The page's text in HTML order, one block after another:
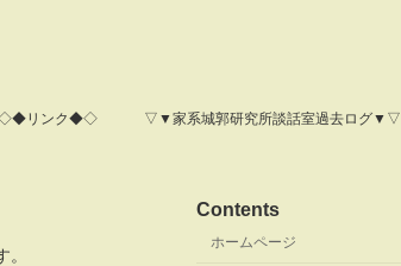
リンク◆◇ ▽▼家系城郭研究所談話室過去ログ▼▽
Contents
ホームページ